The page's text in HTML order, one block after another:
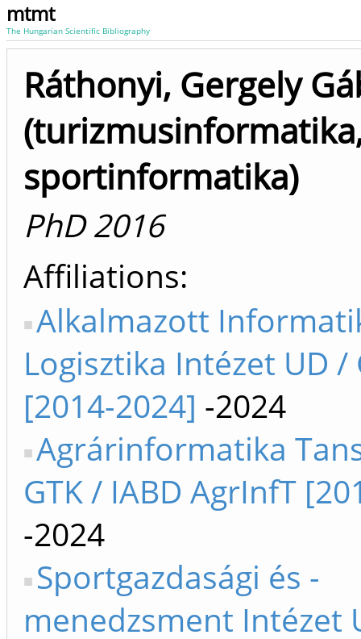
mtmt
The Hungarian Scientific Bibliography
Ráthonyi, Gergely
sportinformatika)
PhD 2016
Affiliations
Alkalmazott
Logisztika Intézet UD /
[2014-2024] -2024
Agrárinformatika
GTK / IABD AgrInfT
-2024
Sportgazdasági és -
menedzsment Intézet